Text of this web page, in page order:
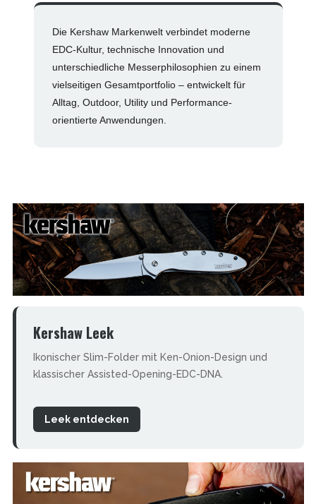
Die Kershaw Markenwelt verbindet moderne
EDC-Kultur, technische Innovation und
unterschiedliche Messerphilosophien zu einem
vielseitigen Gesamtportfolio – entwickelt für
Alltag, Outdoor, Utility und Performance-
orientierte Anwendungen.
Kershaw Leek
Ikonischer Slim-Folder mit Ken-Onion-Design und
klassischer Assisted-Opening-EDC-DNA.
Leek entdecken